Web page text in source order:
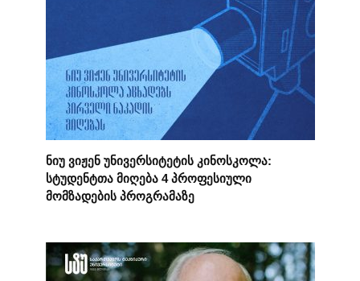
ნიუ ვიჟენ უნივერსიტეტის კინოსკოლა:
სტუდენტთა მიღება 4 პროფესიული
მომზადების პროგრამაზე